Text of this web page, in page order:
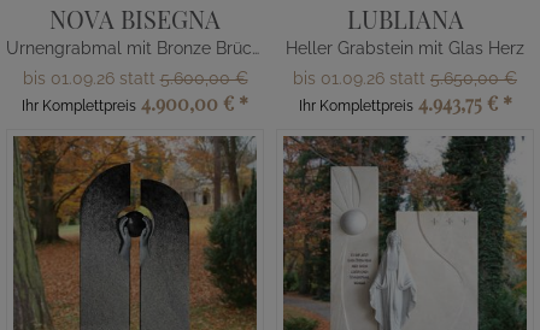
NOVA BISEGNA
Urnengrabmal mit Bronze Brücke & Menschen
bis 01.09.26 statt5.600,00 €
Ihr Komplettpreis 4.900,00 € *
LUBLIANA
Heller Grabstein mit Glas Herz
bis 01.09.26 statt 5.650,00 €
Ihr Komplettpreis 4.943,75 € *